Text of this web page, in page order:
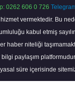
0262 606 0 726
vermektedir. Bu
kabul etmiş
haber niteliği
paylaşım
süre içerisinde